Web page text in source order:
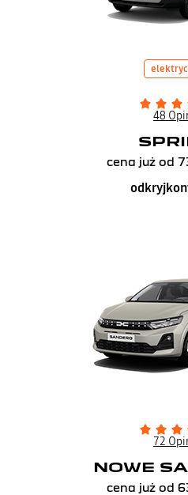
48
cena już od
odkryj
72
NOWE
cena już od